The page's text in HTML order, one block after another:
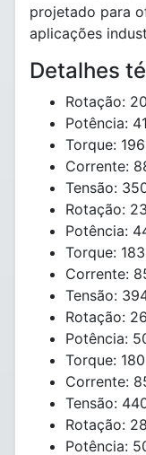
projetado para
aplicações
Detalhes
Rotação:
Potência:
Torque:
Corrente:
Tensão:
Rotação:
Potência:
Torque:
Corrente:
Tensão:
Rotação:
Potência:
Torque:
Corrente:
Tensão:
Rotação:
Potência: